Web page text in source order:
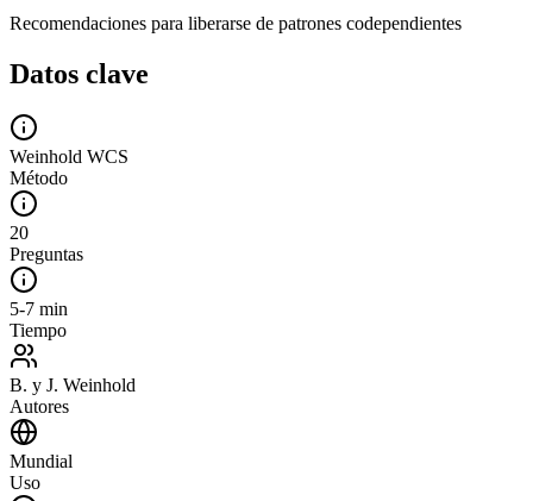
Recomendaciones para liberarse de patrones codependientes
Datos clave
Weinhold WCS
Método
20
Preguntas
5-7 min
Tiempo
B. y J. Weinhold
Autores
Mundial
Uso